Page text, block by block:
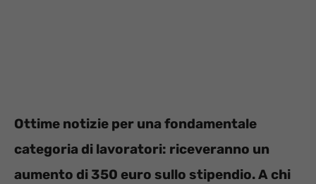
Ottime notizie per una fondamentale
categoria di lavoratori: riceveranno un
aumento di 350 euro sullo stipendio. A chi